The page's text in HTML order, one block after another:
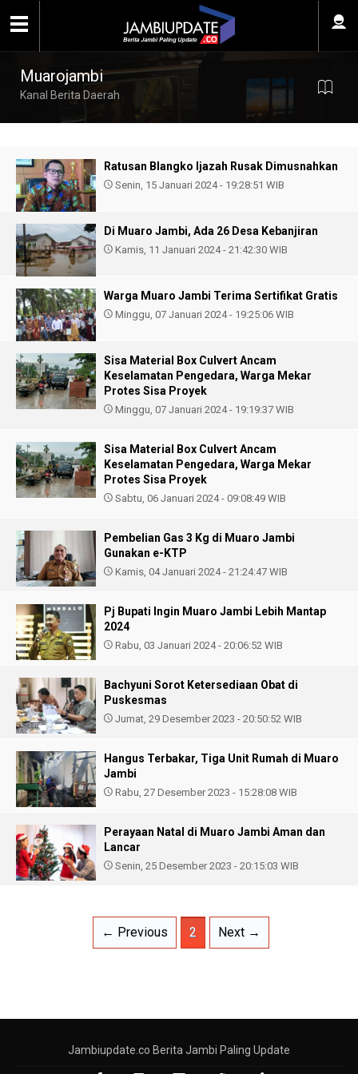
Muarojambi
Kanal Berita Daerah
Ratusan Blangko Ijazah Rusak Dimusnahkan
Senin, 15 Januari 2024 - 19:28:51 WIB
Di Muaro Jambi, Ada 26 Desa Kebanjiran
Kamis, 11 Januari 2024 - 21:42:30 WIB
Warga Muaro Jambi Terima Sertifikat Gratis
Minggu, 07 Januari 2024 - 19:25:06 WIB
Sisa Material Box Culvert Ancam
Keselamatan Pengedara, Warga Mekar
Protes Sisa Proyek
Minggu, 07 Januari 2024 - 19:19:37 WIB
Sisa Material Box Culvert Ancam
Keselamatan Pengedara, Warga Mekar
Protes Sisa Proyek
Sabtu, 06 Januari 2024 - 09:08:49 WIB
Pembelian Gas 3 Kg di Muaro Jambi
Gunakan e-KTP
Kamis, 04 Januari 2024 - 21:24:47 WIB
Pj Bupati Ingin Muaro Jambi Lebih Mantap
2024
Rabu, 03 Januari 2024 - 20:06:52 WIB
Bachyuni Sorot Ketersediaan Obat di
Puskesmas
Jumat, 29 Desember 2023 - 20:50:52 WIB
Hangus Terbakar, Tiga Unit Rumah di Muaro
Jambi
Rabu, 27 Desember 2023 - 15:28:08 WIB
Perayaan Natal di Muaro Jambi Aman dan
Lancar
Senin, 25 Desember 2023 - 20:15:03 WIB
← Previous 2 Next →
Jambiupdate.co Berita Jambi Paling Update